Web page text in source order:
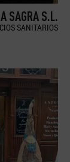
SAGRA S.L.
SANITARIOS